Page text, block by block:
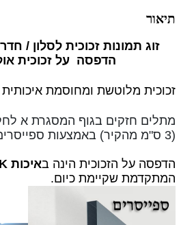
תיאור
זוג תמונות זכוכית לסלון /
הדפסה על זכוכית
זכוכית מלוטשת ומחוסמת איכותית
מתלים חזקים בגוף המסגרת א
(3 ס"מ מהקיר) באמצעות ספייסרים
הדפסה על הזכוכית הינה באיכות 4K
המתקדמת שקיימת כיום.